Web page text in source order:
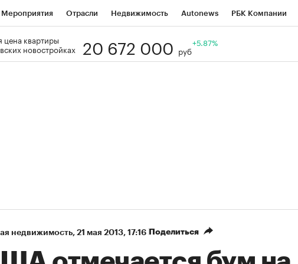
Мероприятия Отрасли Недвижимость Autonews РБК Компании
Визионеры
цена квартиры
новостройках
20 672 000 руб
+5.87%
недвижимость⁠, 21 мая 2013, 17:16 Поделиться